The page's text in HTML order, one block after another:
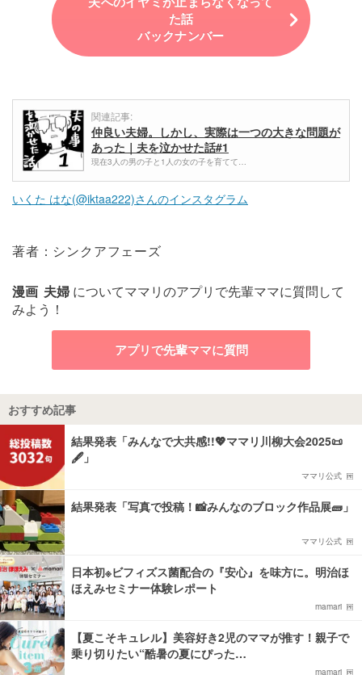
た話
バックナンバー
関連記事:
仲良い夫婦。しかし、実際は一つの大きな問題が
あった｜夫を泣かせた話#1
現在3人の男の子と1人の女の子を育てて…
いくた はな(@iktaa222)さんのインスタグラム
著者：シンクアフェーズ
漫画 夫婦 についてママリのアプリで先輩ママに質問して
みよう！
アプリで先輩ママに質問
おすすめ記事
結果発表「みんなで大共感!!💖ママリ川柳大会2025📜
🖋️」
ママリ公式
結果発表「写真で投稿！📸みんなのブロック作品展🧱」
ママリ公式
日本初※ビフィズス菌配合の『安心』を味方に。明治ほ
ほえみセミナー体験レポート
mamari
【夏こそキュレル】美容好き2児のママが推す！親子で
乗り切りたい“酷暑の夏にぴった…
mamari